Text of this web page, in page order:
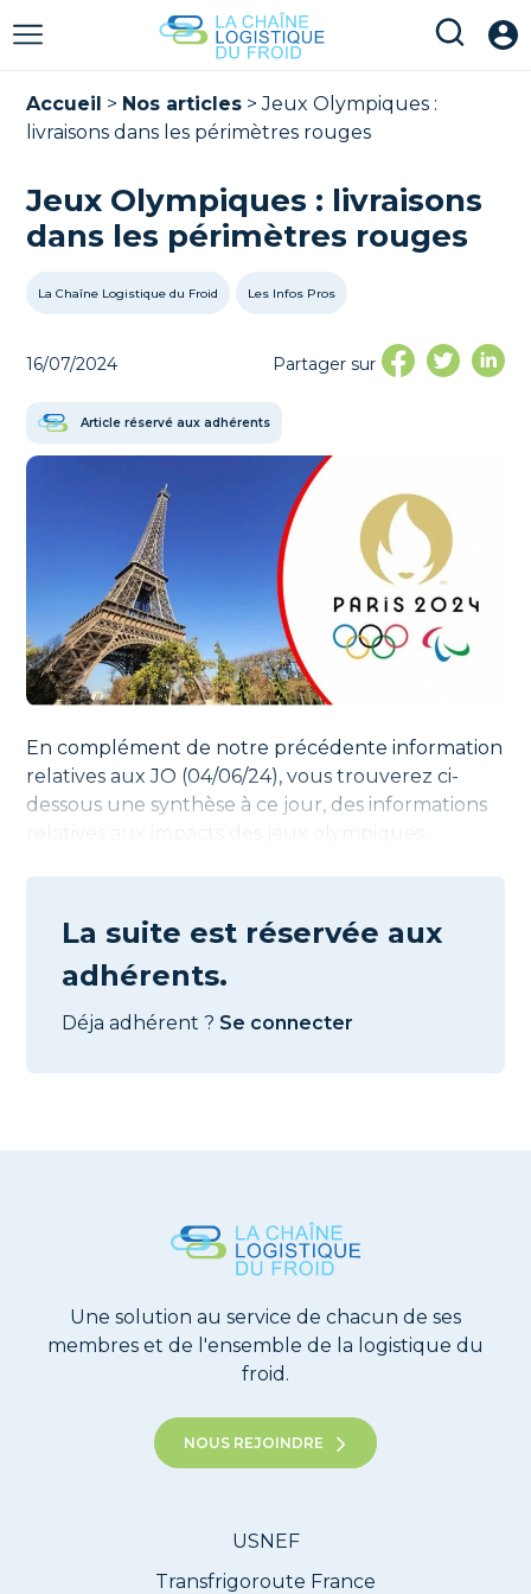
Accueil > Nos articles >Jeux Olympiques :
livraisons dans les périmètres rouges
Jeux Olympiques : livraisons
dans les périmètres rouges
La Chaîne Logistique du Froid Les Infos Pros
16/07/2024 Partager sur
Article réservé aux adhérents
En complément de notre précédente information
relatives aux JO (04/06/24), vous trouverez ci-
dessous une synthèse à ce jour, des informations
La suite est réservée aux
adhérents.
Déja adhérent ? Se connecter
Une solution au service de chacun de ses
membres et de l'ensemble de la logistique du
froid.
NOUS REJOINDRE
USNEF
Transfrigoroute France